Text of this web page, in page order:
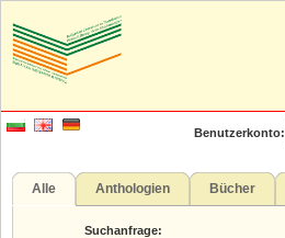
Benutzerkonto:
Alle Anthologien Bücher
Suchanfrage: